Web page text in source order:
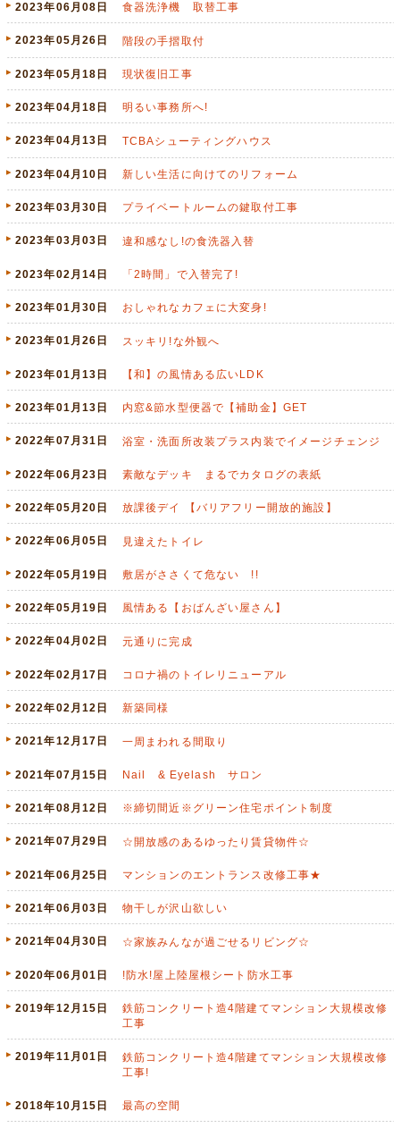
2023年06月08日 食器洗浄機 取替工事
2023年05月26日 階段の手摺取付
2023年05月18日 現状復旧工事
2023年04月18日 明るい事務所へ!
2023年04月13日 TCBAシューティングハウス
2023年04月10日 新しい生活に向けてのリフォーム
2023年03月30日 プライベートルームの鍵取付工事
2023年03月03日 違和感なし!の食洗器入替
2023年02月14日 「2時間」で入替完了!
2023年01月30日 おしゃれなカフェに大変身!
2023年01月26日 スッキリ!な外観へ
2023年01月13日 【和】の風情ある広いLDK
2023年01月13日 内窓&節水型便器で【補助金】GET
2022年07月31日 浴室・洗面所改装プラス内装でイメージチェンジ
2022年06月23日 素敵なデッキ まるでカタログの表紙
2022年05月20日 放課後デイ 【バリアフリー開放的施設】
2022年06月05日 見違えたトイレ
2022年05月19日 敷居がささくて危ない !!
2022年05月19日 風情ある【おばんざい屋さん】
2022年04月02日 元通りに完成
2022年02月17日 コロナ禍のトイレリニューアル
2022年02月12日 新築同様
2021年12月17日 一周まわれる間取り
2021年07月15日 Nail & Eyelash サロン
2021年08月12日 ※締切間近※グリーン住宅ポイント制度
2021年07月29日 ☆開放感のあるゆったり賃貸物件☆
2021年06月25日 マンションのエントランス改修工事★
2021年06月03日 物干しが沢山欲しい
2021年04月30日 ☆家族みんなが過ごせるリビング☆
2020年06月01日 !防水!屋上陸屋根シート防水工事
2019年12月15日
鉄筋コンクリート造4階建てマンション大規模改修
工事
2019年11月01日
鉄筋コンクリート造4階建てマンション大規模改修
工事!
2018年10月15日 最高の空間